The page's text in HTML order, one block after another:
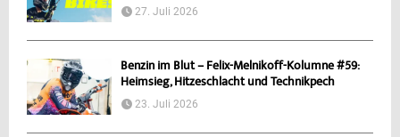
27. Juli 2026
Benzin im Blut – Felix-Melnikoff-Kolumne #59:
Heimsieg, Hitzeschlacht und Technikpech
23. Juli 2026